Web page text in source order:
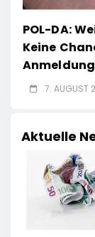
POL-DA:
Keine
7. AUGUST
Aktuelle